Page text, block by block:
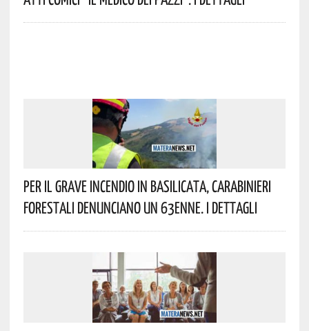
Per Il Grave Incendio In Basilicata, Carabinieri
Forestali Denunciano Un 63enne. I Dettagli